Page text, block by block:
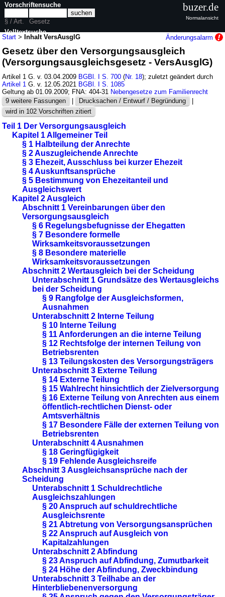
Start >Inhalt VersAusglG Änderungsalarm
Gesetz über den Versorgungsausgleich
(Versorgungsausgleichsgesetz - VersAusglG)
Artikel 1 G. v. 03.04.2009 BGBl. I S. 700 (Nr. 18); zuletzt geändert durch
Artikel 1 G. v. 12.05.2021 BGBl. I S. 1085
Geltung ab 01.09.2009; FNA: 404-31 Nebengesetze zum Familienrecht
9 weitere Fassungen
| Drucksachen / Entwurf / Begründung
|
wird in 102 Vorschriften zitiert
Teil 1 Der Versorgungsausgleich
Kapitel 1 Allgemeiner Teil
§ 1 Halbteilung der Anrechte
§ 2 Auszugleichende Anrechte
§ 3 Ehezeit, Ausschluss bei kurzer Ehezeit
§ 4 Auskunftsansprüche
§ 5 Bestimmung von Ehezeitanteil und
Ausgleichswert
Kapitel 2 Ausgleich
Abschnitt 1 Vereinbarungen über den
Versorgungsausgleich
§ 6 Regelungsbefugnisse der Ehegatten
§ 7 Besondere formelle
Wirksamkeitsvoraussetzungen
§ 8 Besondere materielle
Wirksamkeitsvoraussetzungen
Abschnitt 2 Wertausgleich bei der Scheidung
Unterabschnitt 1 Grundsätze des Wertausgleichs
bei der Scheidung
§ 9 Rangfolge der Ausgleichsformen,
Ausnahmen
Unterabschnitt 2 Interne Teilung
§ 10 Interne Teilung
§ 11 Anforderungen an die interne Teilung
§ 12 Rechtsfolge der internen Teilung von
Betriebsrenten
§ 13 Teilungskosten des Versorgungsträgers
Unterabschnitt 3 Externe Teilung
§ 14 Externe Teilung
§ 15 Wahlrecht hinsichtlich der Zielversorgung
§ 16 Externe Teilung von Anrechten aus einem
öffentlich-rechtlichen Dienst- oder
Amtsverhältnis
§ 17 Besondere Fälle der externen Teilung von
Betriebsrenten
Unterabschnitt 4 Ausnahmen
§ 18 Geringfügigkeit
§ 19 Fehlende Ausgleichsreife
Abschnitt 3 Ausgleichsansprüche nach der
Scheidung
Unterabschnitt 1 Schuldrechtliche
Ausgleichszahlungen
§ 20 Anspruch auf schuldrechtliche
Ausgleichsrente
§ 21 Abtretung von Versorgungsansprüchen
§ 22 Anspruch auf Ausgleich von
Kapitalzahlungen
Unterabschnitt 2 Abfindung
§ 23 Anspruch auf Abfindung, Zumutbarkeit
§ 24 Höhe der Abfindung, Zweckbindung
Unterabschnitt 3 Teilhabe an der
Hinterbliebenenversorgung
Vorschriftensuche
§ / Art.
Gesetz
Volltextsuche
nur in VersAusglG
buzer.de
Normalansicht